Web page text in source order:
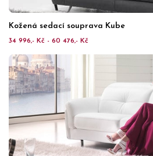
Kožená sedací souprava Kube
34 996,- Kč - 60 476,- Kč